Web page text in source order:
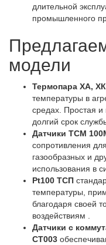
длительной
промышленного
модели
Термопара ХА,
температуры в
средах. Простая и
долгий срок
Датчики ТСМ
сопротивления
газообразных и
использования в
Pt100 ТСП
температуры,
благодаря своей
воздействиям .
Датчики с
СТ003